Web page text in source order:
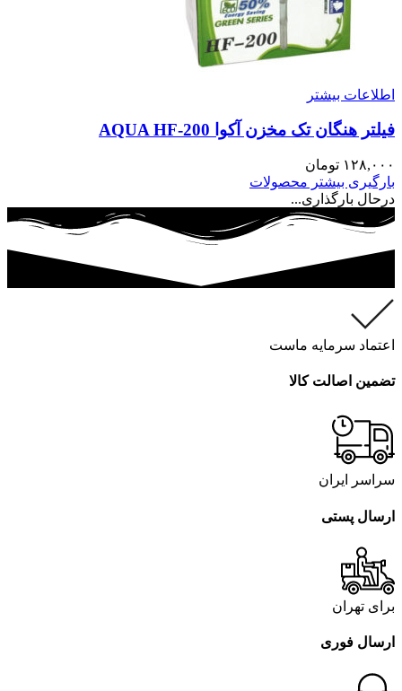
اطلاعات بیشتر
فیلتر هنگان تک مخزن آکوا AQUA HF-200
۱۲۸,۰۰۰ تومان
بارگیری بیشتر محصولات
درحال بارگذاری...
اعتماد سرمایه ماست
تضمین اصالت کالا
سراسر ایران
ارسال پستی
برای تهران
ارسال فوری